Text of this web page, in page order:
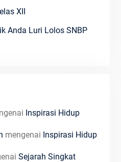
XII
Anda Luri Lolos SNBP
Inspirasi Hidup
mengenai Inspirasi Hidup
Sejarah Singkat